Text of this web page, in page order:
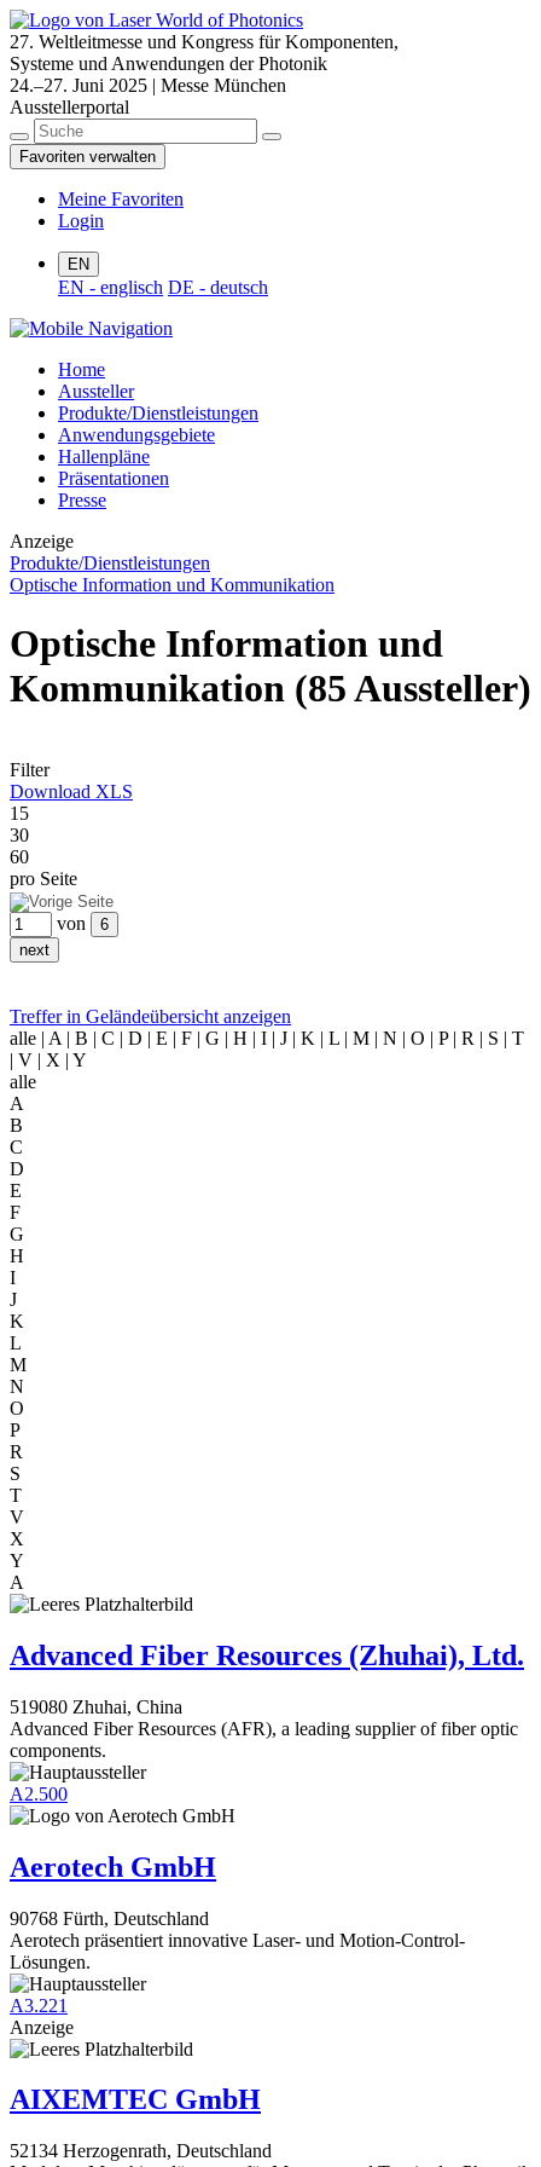
27. Weltleitmesse und Kongress für Komponenten,
Systeme und Anwendungen der Photonik
24.–27. Juni 2025 | Messe München
Ausstellerportal
Favoriten verwalten
Meine Favoriten
Login
EN
EN - englisch DE - deutsch
Home
Aussteller
Produkte/Dienstleistungen
Anwendungsgebiete
Hallenpläne
Präsentationen
Presse
Anzeige
Produkte/Dienstleistungen
Optische Information und Kommunikation
Optische Information und
Kommunikation (85 Aussteller)
Filter
Download XLS
15
30
60
pro Seite
von
Treffer in Geländeübersicht anzeigen
alle | A | B | C | D | E | F | G | H | I | J | K | L | M | N | O | P | R | S | T
| V | X | Y
alle
A
B
C
D
E
F
G
H
I
J
K
L
M
N
O
P
R
S
T
V
X
Y
A
Advanced Fiber Resources (Zhuhai), Ltd.
519080 Zhuhai, China
Advanced Fiber Resources (AFR), a leading supplier of fiber optic
components.
A2.500
Aerotech GmbH
90768 Fürth, Deutschland
Aerotech präsentiert innovative Laser- und Motion-Control-
Lösungen.
A3.221
Anzeige
AIXEMTEC GmbH
52134 Herzogenrath, Deutschland